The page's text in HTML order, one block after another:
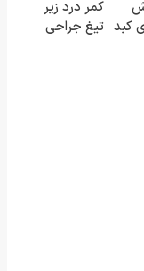
کبد
کمر درد زیر
تیغ جراحی